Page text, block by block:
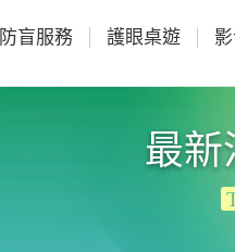
防盲服務 護眼桌遊
最新